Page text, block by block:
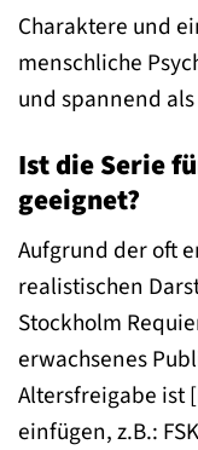
Charaktere und
menschliche
und spannend
Ist die Serie
geeignet?
Aufgrund der oft
realistischen
Stockholm
erwachsenes
Altersfreigabe ist
einfügen, z.B.: